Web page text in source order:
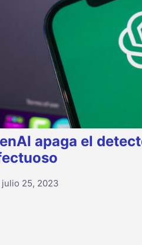
apaga el
julio 25, 2023